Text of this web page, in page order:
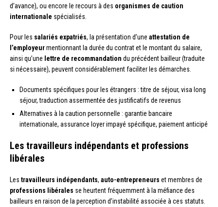
d’avance), ou encore le recours à des organismes de caution
internationale spécialisés.
Pour les salariés expatriés, la présentation d’une attestation de
l’employeurmentionnant la durée du contrat et le montant du salaire,
ainsi qu’une lettre de recommandation du précédent bailleur (traduite
si nécessaire), peuvent considérablement faciliter les démarches.
Documents spécifiques pour les étrangers : titre de séjour, visa long
séjour, traduction assermentée des justificatifs de revenus
Alternatives à la caution personnelle : garantie bancaire
internationale, assurance loyer impayé spécifique, paiement anticipé
Les travailleurs indépendants et professions
libérales
Les travailleurs indépendants, auto-entrepreneurs et membres de
professions libérales se heurtent fréquemment à la méfiance des
bailleurs en raison de la perception d’instabilité associée à ces statuts.